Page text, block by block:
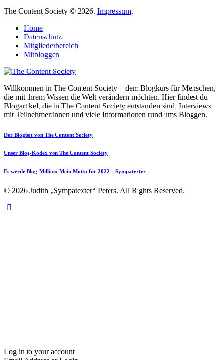
The Content Society © 2026. Impressum.
Home
Datenschutz
Mitgliederbereich
Mitbloggen
Willkommen in The Content Society – dem Blogkurs für Menschen,
die mit ihrem Wissen die Welt verändern möchten. Hier findest du
Blogartikel, die in The Content Society entstanden sind, Interviews
mit Teilnehmer:innen und viele Informationen rund ums Bloggen.
Der Blogbot von The Content Society
Unser Blog-Kodex von The Content Society
Es werde Blog-Million: Mein Motto für 2022 – Sympatexter
© 2026 Judith „Sympatexter“ Peters. All Rights Reserved.
Log in to your account